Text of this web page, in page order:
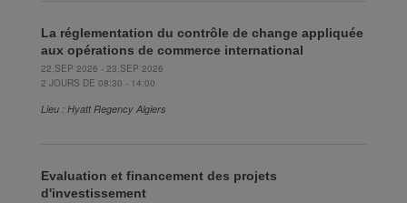
La réglementation du contrôle de change appliquée
aux opérations de commerce international
22,SEP 2026 - 23,SEP 2026
2 JOURS DE 08:30 - 14:00
Lieu : Hyatt Regency Algiers
Evaluation et financement des projets
d'investissement